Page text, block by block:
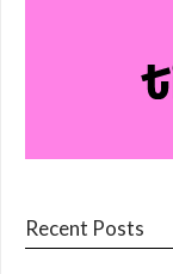
Recent Posts